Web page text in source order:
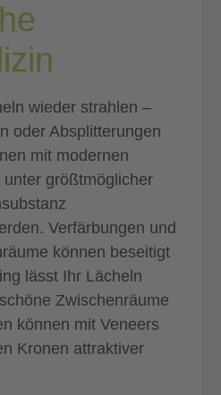
wieder strahlen –
oder Absplitterungen
mit modernen
größtmöglicher
Verfärbungen und
können beseitigt
lässt Ihr Lächeln
Zwischenräume
können mit Veneers
Kronen attraktiver